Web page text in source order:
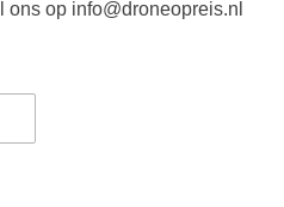
op info@droneopreis.nl